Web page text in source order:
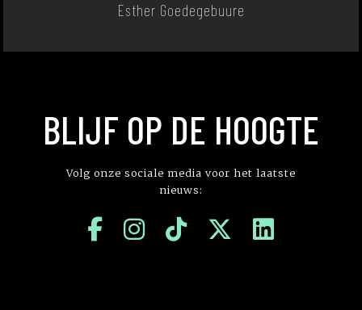
Esther Goedegebuure
BLIJF OP DE HOOGTE
Volg onze sociale media voor het laatste
nieuws: